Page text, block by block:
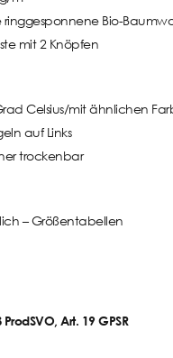
ringgesponnene Bio-
mit 2 Knöpfen
Celsius/mit ähnlichen
auf Links
trockenbar
–Größentabellen
Art. 19 GPSR